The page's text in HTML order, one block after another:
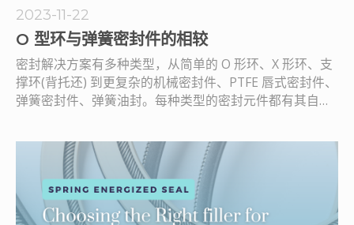
2023-11-22
O 型环与弹簧密封件的相较
密封解决方案有多种类型，从简单的 O 形环、X 形环、支
撑环(背托还) 到更复杂的机械密封件、PTFE 唇式密封件、
弹簧密封件、弹簧油封。每种类型的密封元件都有其自身
各种因素，包括密封机制、不同环境下的性能、材料、压
力和温度能力、成本考虑…等等。